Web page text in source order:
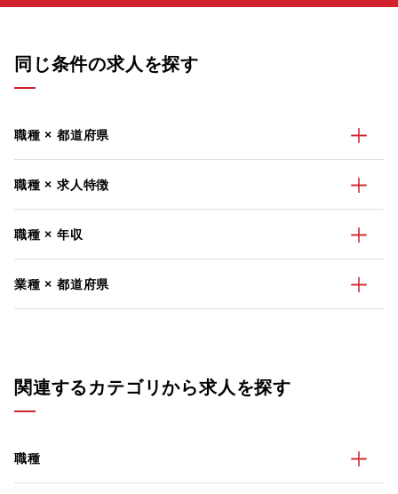
同じ条件の求人を探す
職種 × 都道府県
職種 × 求人特徴
職種 × 年収
業種 × 都道府県
関連するカテゴリから求人を探す
職種